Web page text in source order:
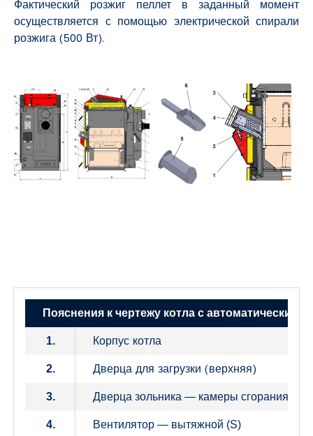
Фактический розжиг пеллет в заданный момент
осуществляется с помощью электрической спирали
розжига (500 Вт).
Пояснения к чертежу котла с автоматическим
1. Корпус котла
2. Дверца для загрузки (верхняя)
3. Дверца зольника — камеры сгорания –
4. Вентилятор — вытяжной (S)